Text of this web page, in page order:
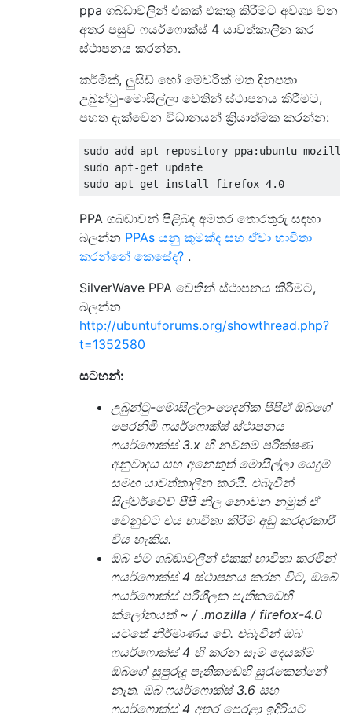
ppa ගබඩාවලින් එකක් එකතු කිරීමට අවශ්‍ය වන
අතර පසුව ෆයර්ෆොක්ස් 4 යාවත්කාලීන කර
ස්ථාපනය කරන්න.
කර්මික්, ලුසිඩ් හෝ මේවරික් මත දිනපතා
උබුන්ටු-මොසිල්ලා වෙතින් ස්ථාපනය කිරීමට,
පහත දැක්වෙන විධානයන් ක්‍රියාත්මක කරන්න:
sudo add-apt-repository ppa:ubuntu-
sudo apt-get update
PPA ගබඩාවන් පිළිබඳ අමතර තොරතුරු සඳහා
බලන්න PPAs යනු කුමක්ද සහ ඒවා භාවිතා
කරන්නේ කෙසේද? .
SilverWave PPA වෙතින් ස්ථාපනය කිරීමට,
බලන්න
http://ubuntuforums.org/showthread.php?
t=1352580
සටහන්:
උබුන්ටු-මොසිල්ලා-දෛනික පීපීඒ ඔබගේ
පෙරනිමි ෆයර්ෆොක්ස් ස්ථාපනය
ෆයර්ෆොක්ස් 3.x හි නවතම පරීක්ෂණ
අනුවාදය සහ අනෙකුත් මොසිල්ලා යෙදුම්
සමඟ යාවත්කාලීන කරයි. එබැවින්
සිල්වර්වේව් පීපී නිල නොවන නමුත් ඒ
වෙනුවට එය භාවිතා කිරීම අඩු කරදරකාරී
විය හැකිය.
ඔබ එම ගබඩාවලින් එකක් භාවිතා කරමින්
ෆයර්ෆොක්ස් 4 ස්ථාපනය කරන විට, ඔබේ
ෆයර්ෆොක්ස් පරිශීලක පැතිකඩෙහි
ක්ලෝනයක් ~ / .mozilla / firefox-4.0
යටතේ නිර්මාණය වේ. එබැවින් ඔබ
ෆයර්ෆොක්ස් 4 හි කරන සෑම දෙයක්ම
ඔබගේ සුපුරුදු පැතිකඩෙහි සුරැකෙන්නේ
නැත. ඔබ ෆයර්ෆොක්ස් 3.6 සහ
ෆයර්ෆොක්ස් 4 අතර පෙරළා ඉදිරියට